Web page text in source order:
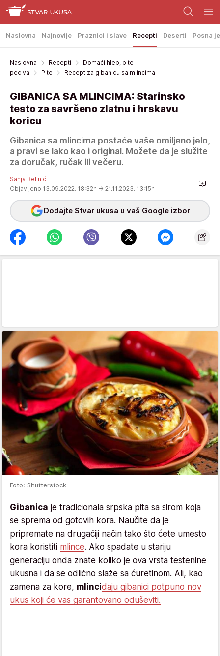
Naslovna Najnovije Praznici i slave Recepti Deserti Posna
Naslovna Recepti
Domaći hleb, pite i
peciva
Pite Recept za gibanicu sa mlincima
GIBANICA SA MLINCIMA: Starinsko
testo za savršeno zlatnu i hrskavu
koricu
Gibanica sa mlincima postaće vaše omiljeno jelo,
a pravi se lako kao i original. Možete da je služite
za doručak, ručak ili večeru.
Sanja Belinić
Objavljeno 13.09.2022. 18:32h → 21.11.2023. 13:15h
Dodajte Stvar ukusa u vaš Google izbor
Foto: Shutterstock
Gibanica je tradicionala srpska pita sa sirom koja
se sprema od gotovih kora. Naučite da je
pripremate na drugačiji način tako što ćete umesto
kora koristiti mlince. Ako spadate u stariju
generaciju onda znate koliko je ova vrsta testenine
ukusna i da se odlično slaže sa ćuretinom. Ali, kao
zamena za kore, mlincidaju gibanici potpuno nov
ukus koji će vas garantovano oduševiti.